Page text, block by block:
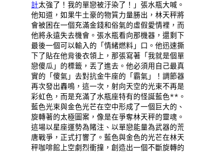
計太強了！我的單戀被汙染了！」張水瓶大喊。
他知道，如果牛土豪的物質力量勝出，林天秤將
會被困在一個充滿金錢和俗氣的虛假愛情裡，而
他將永遠失去機會。張水瓶看向那機器，還剩下
最後一個可以輸入的「情緒燃料」口。他迅速撕
下了貼在他背後衣領上，那張寫著「我就是個單
戀傻瓜」的標籤，丟了進去。他必須用自己最真
實的「傻氣」去對抗金牛座的「霸氣」！調節器
再次發出轟鳴，這一次，射向天空的光束不再是
彩虹色，而是充滿了水瓶座特有的怪誕藍色**。
藍色光束與金色光芒在空中形成了一個巨大的、
旋轉著的太極圖案，像是在爭奪林天秤的靈魂。
這場以星座運勢為賭注、以單戀能量為武器的荒
唐戰爭，正式打響了。藍色與金色的光芒在林天
秤咖啡館上空劇烈衝撞，創造出一個不斷旋轉的